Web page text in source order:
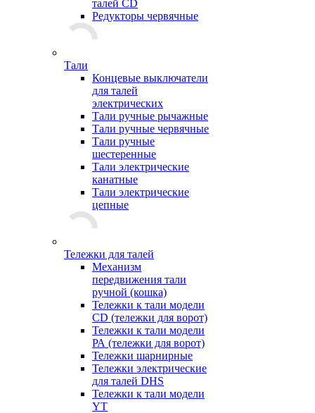
талей CD
Редукторы червячные
Тали
Концевые выключатели
для талей
электрических
Тали ручные рычажные
Тали ручные червячные
Тали ручные
шестеренные
Тали электрические
канатные
Тали электрические
цепные
Тележки для талей
Механизм
передвижения тали
ручной (кошка)
Тележки к тали модели
CD (тележки для ворот)
Тележки к тали модели
РА (тележки для ворот)
Тележки шарнирные
Тележки электрические
для талей DHS
Тележки к тали модели
YT